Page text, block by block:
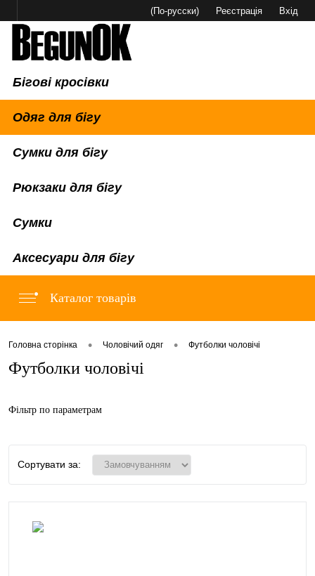
(По-русски) Реєстрація Вхід
Бігові кросівки
Одяг для бігу
Сумки для бігу
Рюкзаки для бігу
Сумки
Аксесуари для бігу
Каталог товарів
Головна сторінка • Чоловічий одяг • Футболки чоловічі
Футболки чоловічі
Фільтр по параметрам
Сортувати за: